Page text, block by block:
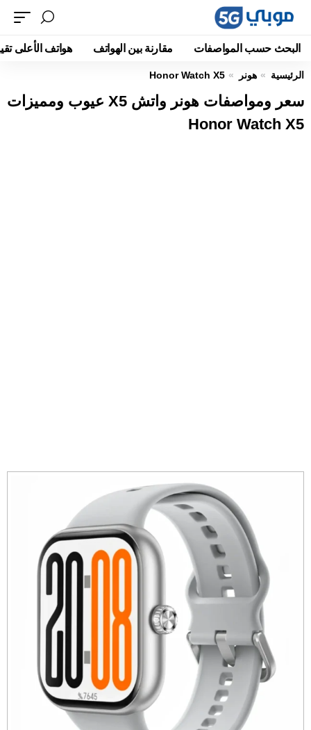
البحث حسب المواصفات مقارنة بين الهواتف هواتف الأعلى
الرئيسية هونر Honor Watch X5
سعر ومواصفات هونر واتش X5 عيوب ومميزات
Honor Watch X5